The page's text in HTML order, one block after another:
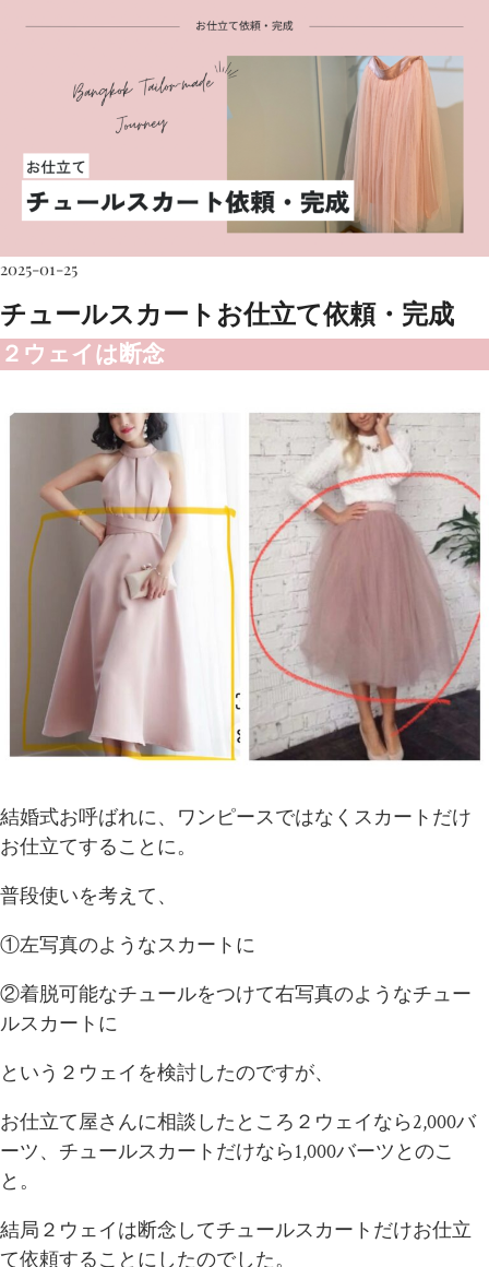
2025-01-25
チュールスカートお仕立て依頼・完成
２ウェイは断念
結婚式お呼ばれに、ワンピースではなくスカートだけ
お仕立てすることに。
普段使いを考えて、
①左写真のようなスカートに
②着脱可能なチュールをつけて右写真のようなチュー
ルスカートに
という２ウェイを検討したのですが、
お仕立て屋さんに相談したところ２ウェイなら2,000バ
ーツ、チュールスカートだけなら1,000バーツとのこ
と。
結局２ウェイは断念してチュールスカートだけお仕立
て依頼することにしたのでした。